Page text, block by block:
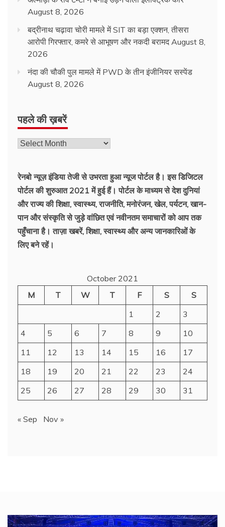
August 8, 2026
बद्रीनाथ चढ़ावा चोरी मामले में SIT का बड़ा एक्शन, तीसरा
आरोपी गिरफ्तार, कमरे से आभूषण और नकदी बरामद August 8,
2026
नंदा की चौकी पुल मामले में PWD के तीन इंजीनियर सस्पेंड
August 8, 2026
पहले की ख़बरें
रेनबो न्यूज़ इंडिया तेजी से उभरता हुआ न्‍यूज पोर्टल है। इस डिजिटल
पोर्टल की शुरुआत 2021 में हुई हैं। पोर्टल के माध्यम से देश दुनियां
और राज्य की शिक्षा, स्वास्थ्य, राजनीति, मनोरंजन, खेल, पर्यटन, खान-
पान और संस्कृति से जुड़े वांछित एवं नवीनतम समाचारों को आप तक
पहुँचाना है। ताज़ा खबरें, शिक्षा, स्वास्थ्य और अन्य जानकारिओं के
लिए बने रहें।
October 2021
M
T W T F S
S
1
2
3
4
5 6 7 8 9
10
11
12 13 14 15 16
17
18
19 20 21 22 23
24
25
26 27 28 29 30 31
« Sep Nov »
Video